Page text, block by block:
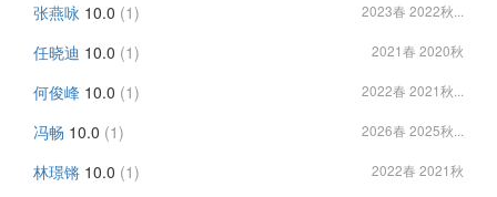
张燕咏 10.0 (1) 2023春 2022秋...
任晓迪 10.0 (1) 2021春 2020秋
何俊峰 10.0 (1) 2022春 2021秋...
冯畅 10.0 (1) 2026春 2025秋...
林璟锵 10.0 (1) 2022春 2021秋